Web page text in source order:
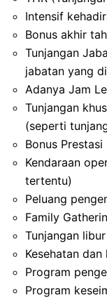
Intensif
Bonus akhir
Tunjangan
jabatan yang
Adanya Jam
Tunjangan
(seperti
Bonus
Kendaraan
tertentu)
Peluang
Family
Tunjangan
Kesehatan
Program
Program